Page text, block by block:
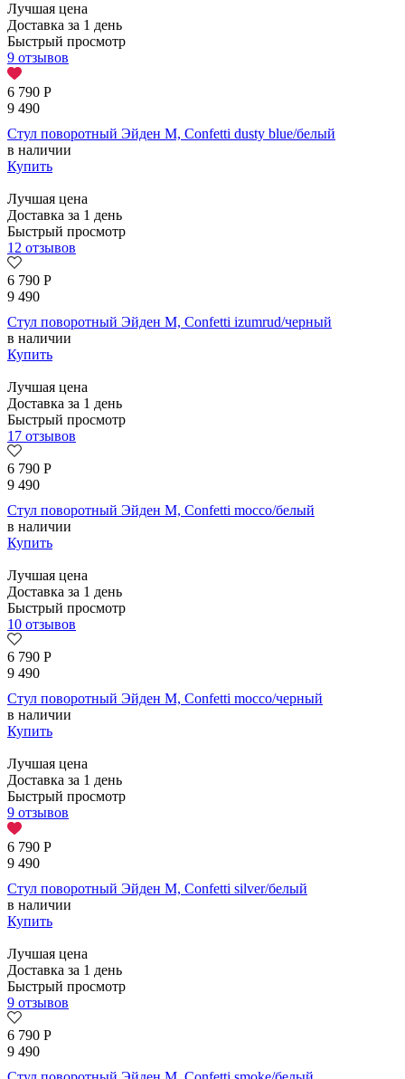
Лучшая цена
Доставка за 1 день
Быстрый просмотр
9 отзывов
6 790 Р
9 490
Стул поворотный Эйден М, Confetti dusty blue/белый
в наличии
Купить
Лучшая цена
Доставка за 1 день
Быстрый просмотр
12 отзывов
6 790 Р
9 490
Стул поворотный Эйден М, Confetti izumrud/черный
в наличии
Купить
Лучшая цена
Доставка за 1 день
Быстрый просмотр
17 отзывов
6 790 Р
9 490
Стул поворотный Эйден М, Confetti mocco/белый
в наличии
Купить
Лучшая цена
Доставка за 1 день
Быстрый просмотр
10 отзывов
6 790 Р
9 490
Стул поворотный Эйден М, Confetti mocco/черный
в наличии
Купить
Лучшая цена
Доставка за 1 день
Быстрый просмотр
9 отзывов
6 790 Р
9 490
Стул поворотный Эйден М, Confetti silver/белый
в наличии
Купить
Лучшая цена
Доставка за 1 день
Быстрый просмотр
9 отзывов
6 790 Р
9 490